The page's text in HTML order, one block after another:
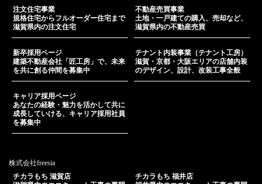
注文住宅事業
規格住宅からフルオーダー住宅まで
滋賀県内の注文住宅
不動産売買事業
土地・一戸建ての購入、売却など、
滋賀県内の不動産売買
新卒採用ページ
建築不動産会社「匠工房」で、未来
を共に創る仲間を募集中
テナント内装事業（テナント工房）
滋賀・京都・大阪エリアの店舗内装
のデザイン、設計、改装工事全般
キャリア採用ページ
あなたの経験・魅力を活かして共に
成長していける、キャリア採用社員
を募集中
株式会社freesia
チカラもち 滋賀店
チカラもち 福井店